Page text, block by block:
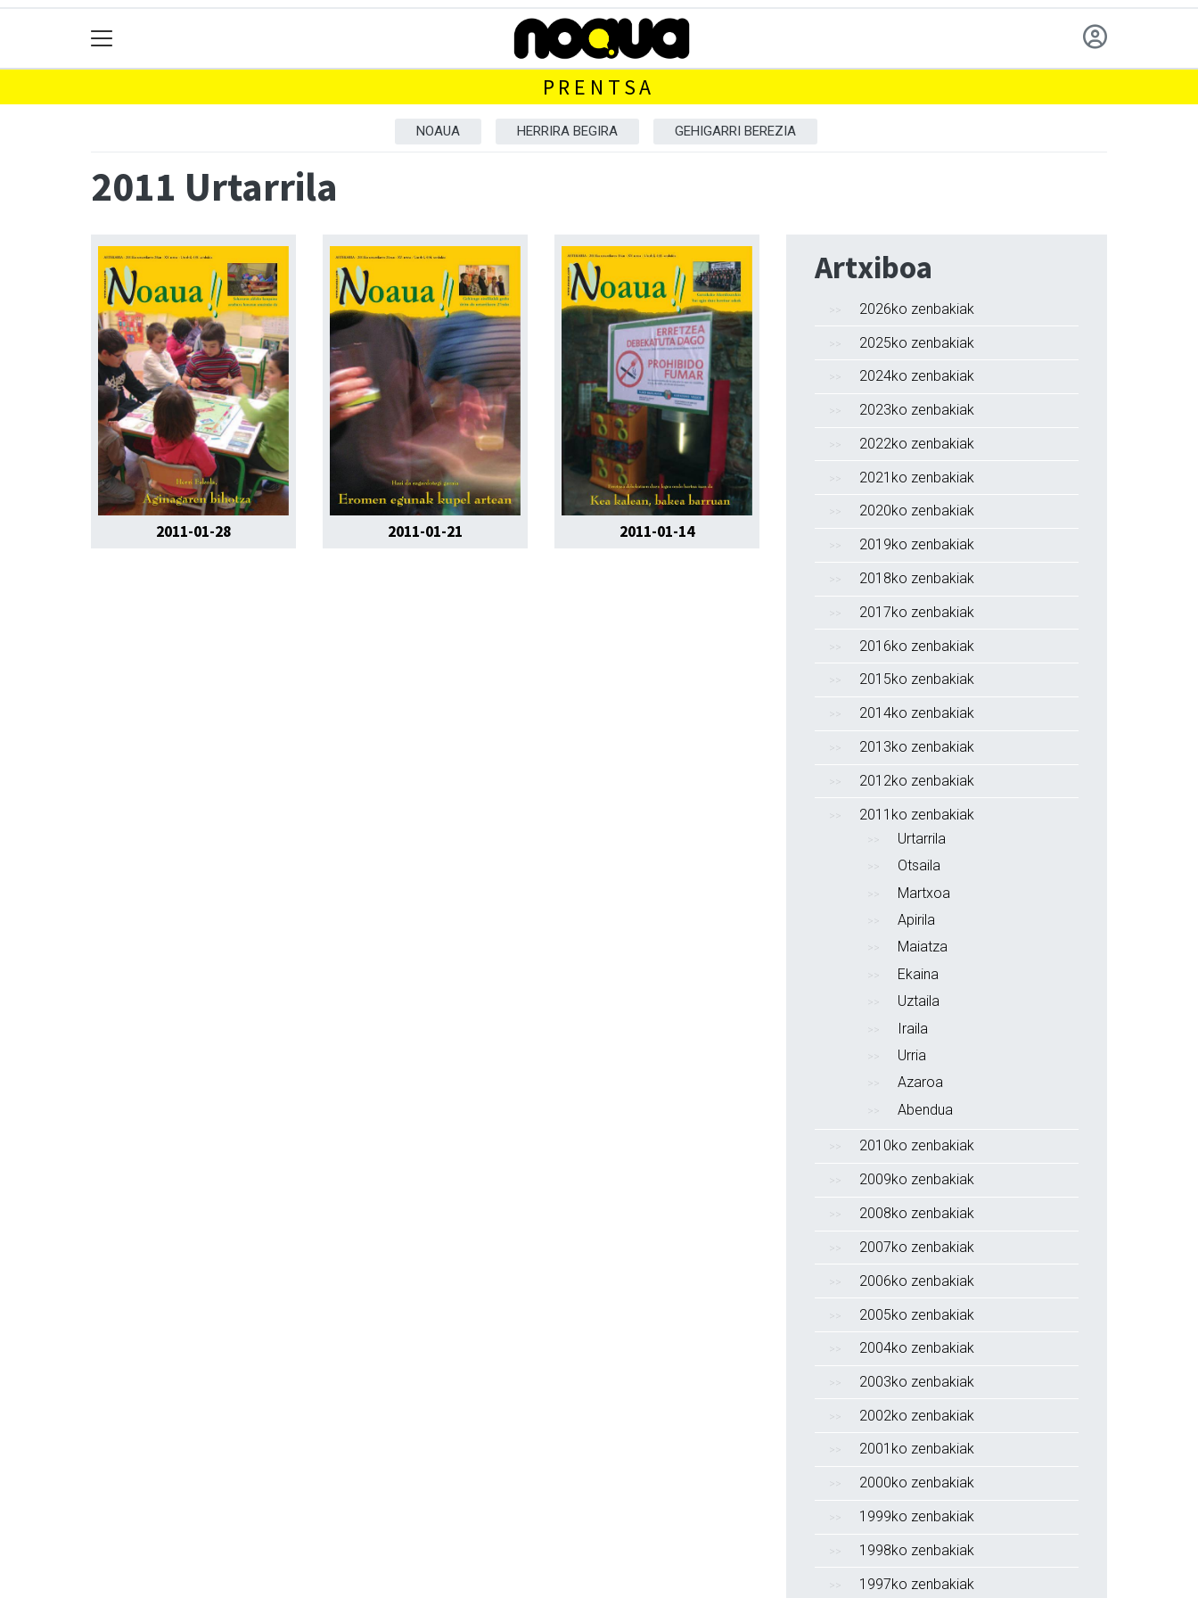
PRENTSA
NOAUA HERRIRA BEGIRA GEHIGARRI BEREZIA
2011 Urtarrila
2011-01-28 2011-01-21 2011-01-14
Artxiboa
2026ko zenbakiak
2025ko zenbakiak
2024ko zenbakiak
2023ko zenbakiak
2022ko zenbakiak
2021ko zenbakiak
2020ko zenbakiak
2019ko zenbakiak
2018ko zenbakiak
2017ko zenbakiak
2016ko zenbakiak
2015ko zenbakiak
2014ko zenbakiak
2013ko zenbakiak
2012ko zenbakiak
2011ko zenbakiak
Urtarrila
Otsaila
Martxoa
Apirila
Maiatza
Ekaina
Uztaila
Iraila
Urria
Azaroa
Abendua
2010ko zenbakiak
2009ko zenbakiak
2008ko zenbakiak
2007ko zenbakiak
2006ko zenbakiak
2005ko zenbakiak
2004ko zenbakiak
2003ko zenbakiak
2002ko zenbakiak
2001ko zenbakiak
2000ko zenbakiak
1999ko zenbakiak
1998ko zenbakiak
1997ko zenbakiak